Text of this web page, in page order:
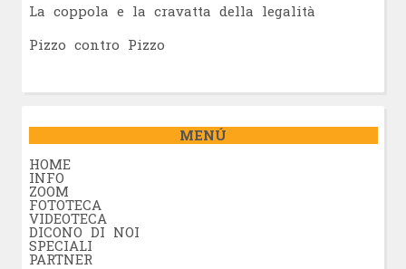
La coppola e la cravatta della legalità
Pizzo contro Pizzo
MENÚ
HOME
INFO
ZOOM
FOTOTECA
VIDEOTECA
DICONO DI NOI
SPECIALI
PARTNER